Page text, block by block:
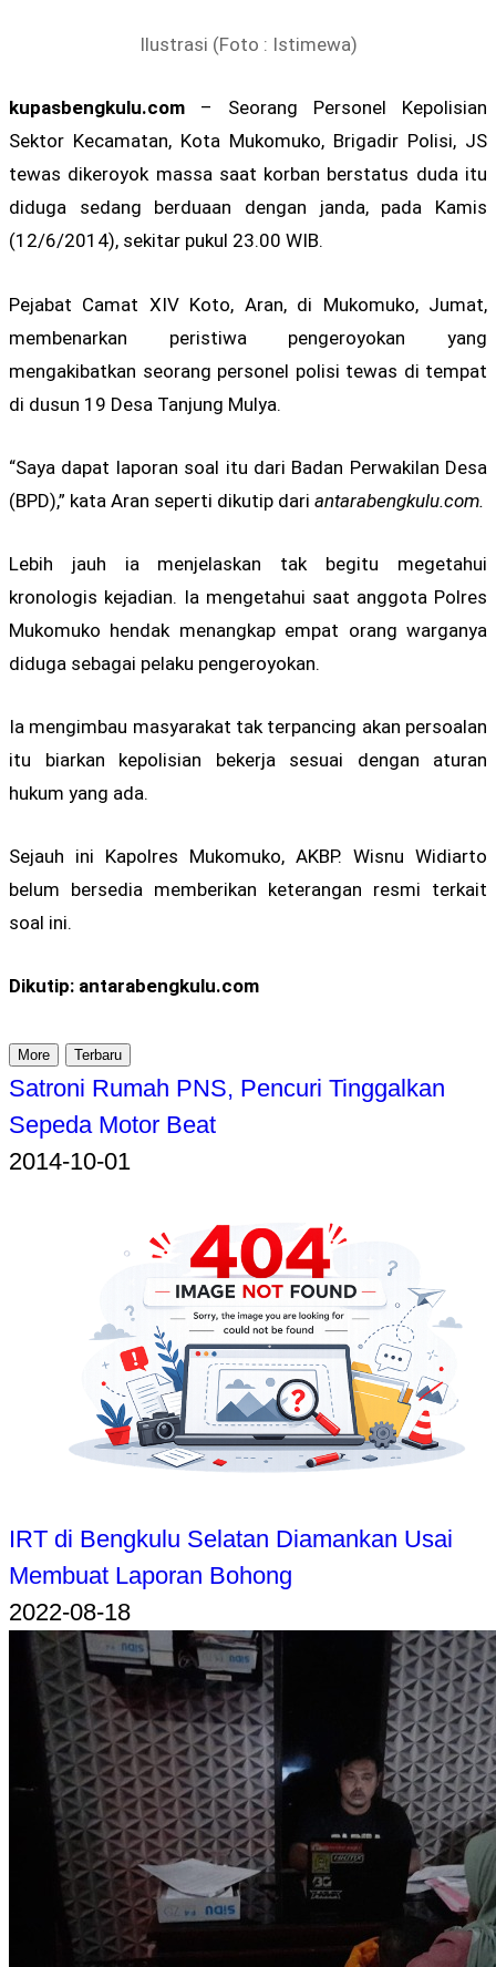
Ilustrasi (Foto : Istimewa)
kupasbengkulu.com – Seorang Personel Kepolisian
Sektor Kecamatan, Kota Mukomuko, Brigadir Polisi, JS
tewas dikeroyok massa saat korban berstatus duda itu
diduga sedang berduaan dengan janda, pada Kamis
(12/6/2014), sekitar pukul 23.00 WIB.
Pejabat Camat XIV Koto, Aran, di Mukomuko, Jumat,
membenarkan peristiwa pengeroyokan yang
mengakibatkan seorang personel polisi tewas di tempat
di dusun 19 Desa Tanjung Mulya.
“Saya dapat laporan soal itu dari Badan Perwakilan Desa
(BPD),” kata Aran seperti dikutip dari antarabengkulu.com.
Lebih jauh ia menjelaskan tak begitu megetahui
kronologis kejadian. Ia mengetahui saat anggota Polres
Mukomuko hendak menangkap empat orang warganya
diduga sebagai pelaku pengeroyokan.
Ia mengimbau masyarakat tak terpancing akan persoalan
itu biarkan kepolisian bekerja sesuai dengan aturan
hukum yang ada.
Sejauh ini Kapolres Mukomuko, AKBP. Wisnu Widiarto
belum bersedia memberikan keterangan resmi terkait
soal ini.
Dikutip: antarabengkulu.com
More Terbaru
Satroni Rumah PNS, Pencuri Tinggalkan
Sepeda Motor Beat
2014-10-01
IRT di Bengkulu Selatan Diamankan Usai
Membuat Laporan Bohong
2022-08-18